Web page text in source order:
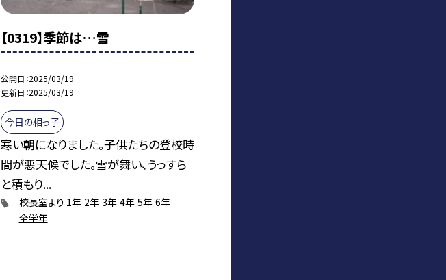
【0319】季節は…雪
公開日 2025/03/19
更新日 2025/03/19
今日の相っ子
寒い朝になりました。子供たちの登校時
間が悪天候でした。雪が舞い、うっすら
と積もり...
校長室より 1年 2年 3年 4年 5年 6年
全学年